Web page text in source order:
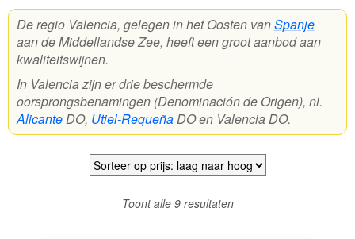
Porto
Wijnpakketten
Kleine flesjes
Magnums
Cadeaubonnen
De regio Valencia, gelegen in het Oosten vanSpanje
aan de Middellandse Zee, heeft een groot aanbod aan
kwaliteitswijnen.
In Valencia zijn er drie beschermde
oorsprongsbenamingen (Denominación de Origen), nl.
AlicanteDO, Utiel-RequeñaDO en Valencia DO.
Toont alle 9 resultatenGesorteerd